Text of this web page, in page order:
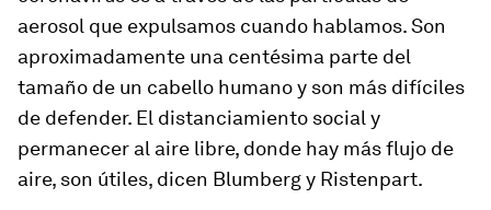
aerosol que expulsamos cuando hablamos. Son
aproximadamente una centésima parte del
tamaño de un cabello humano y son más difíciles
de defender. El distanciamiento social y
permanecer al aire libre, donde hay más flujo de
aire, son útiles, dicen Blumberg y Ristenpart.